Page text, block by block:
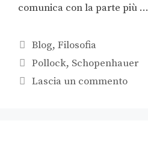
comunica con la parte più …
Blog,Filosofia
Pollock, Schopenhauer
Lascia un commento